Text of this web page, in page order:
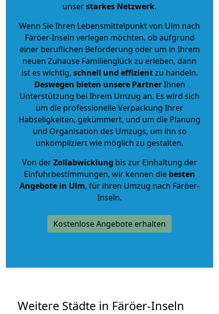
unserstarkes Netzwerk.
Wenn Sie Ihren Lebensmittelpunkt von Ulm nach
Färöer-Inseln verlegen möchten, ob aufgrund
einer beruflichen Beförderung oder um in Ihrem
neuen Zuhause Familienglück zu erleben, dann
ist es wichtig, schnell und effizientzu handeln.
Deswegen bieten unsere PartnerIhnen
Unterstützung bei Ihrem Umzug an. Es wird sich
um die professionelle Verpackung Ihrer
Habseligkeiten, gekümmert, und um die Planung
und Organisation des Umzugs, um ihn so
unkompliziert wie möglich zu gestalten.
Von derZollabwicklung bis zur Einhaltung der
Einfuhrbestimmungen, wir kennen die besten
Angebote in Ulm, für ihren Umzug nach Färöer-
Inseln.
Kostenlose Angebote erhalten
Weitere Städte in Färöer-Inseln